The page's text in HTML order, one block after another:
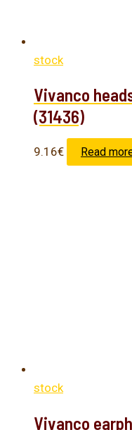
stock
Vivanco
(31436)
9.16€ Read
stock
Vivanco